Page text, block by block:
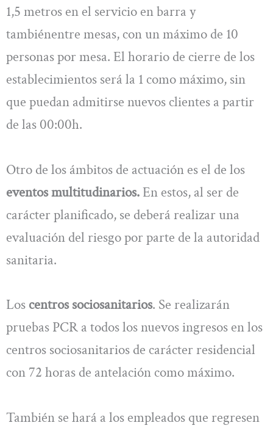
1,5 metros en el servicio en barra y
tambiénentre mesas, con un máximo de 10
personas por mesa. El horario de cierre de los
establecimientos será la 1 como máximo, sin
que puedan admitirse nuevos clientes a partir
de las 00:00h.
Otro de los ámbitos de actuación es el de los
eventos multitudinarios.En estos, al ser de
carácter planificado, se deberá realizar una
evaluación del riesgo por parte de la autoridad
sanitaria.
Los centros sociosanitarios. Se realizarán
pruebas PCR a todos los nuevos ingresos en los
centros sociosanitarios de carácter residencial
con 72 horas de antelación como máximo.
También se hará a los empleados que regresen